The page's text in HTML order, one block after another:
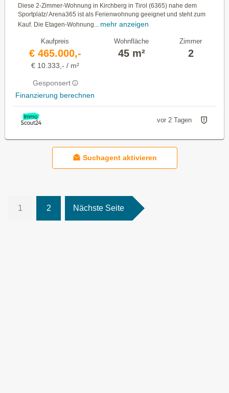
Diese 2-Zimmer-Wohnung in Kirchberg in Tirol (6365) nahe dem
Sportplatz/ Arena365 ist als Ferienwohnung geeignet und steht zum
Kauf. Die Etagen-Wohnung...
mehr anzeigen
Kaufpreis
€ 465.000,-
€ 10.333,- / m²
Gesponsert
Finanzierung berechnen
Wohnfläche
45 m²
Zimmer
2
vor 2 Tagen
Suchagent aktivieren
1 2 Nächste Seite